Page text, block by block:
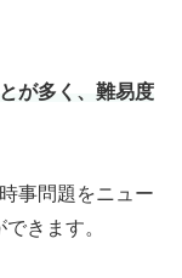
が多く、難易度
事問題をニュー
きます。